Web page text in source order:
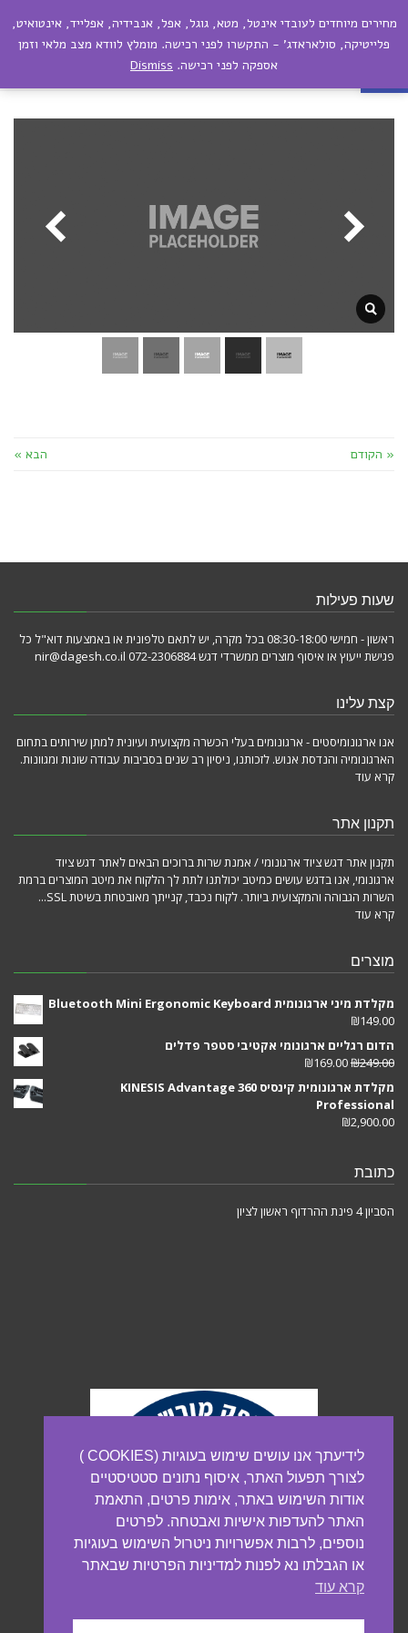
פתח סרגל נגישות
תפריט
נמל התעופה בפולין
« הקודם הבא »
שעות פעילות
ראשון - חמישי 08:30-18:00 בכל מקרה, יש לתאם טלפונית או באמצעות דוא"ל כל
פגישת ייעוץ או איסוף מוצרים ממשרדי דגש 072-2306884 nir@dagesh.co.il
קצת עלינו
אנו ארגונומיסטים - ארגונומים בעלי הכשרה מקצועית ועיונית למתן שירותים בתחום
הארגונומיה והנדסת אנוש. לזכותנו, ניסיון רב שנים בסביבות עבודה שונות ומגוונות.
קרא עוד
תקנון אתר
תקנון אתר דגש ציוד ארגונומי / אמנת שרות ברוכים הבאים לאתר דגש ציוד
ארגונומי, אנו בדגש עושים כמיטב יכולתנו לתת לך הלקוח את מיטב המוצרים ברמת
השרות הגבוהה והמקצועית ביותר. לקוח נכבד, קנייתך מאובטחת בשיטת SSL...
קרא עוד
מוצרים
מקלדת מיני ארגונומית Bluetooth Mini Ergonomic Keyboard
₪149.00
הדום רגליים ארגונומי אקטיבי סטפר פדלים
₪249.00
₪169.00
מקלדת ארגונומית קינסיס KINESIS Advantage 360
Professional
₪2,900.00
כתובת
הסביון 4 פינת ההרדוף ראשון לציון
מחירים מיוחדים לעובדי אינטל, מטא, גוגל, אפל, אנבידיה, אפלייד, אינטואיט,
פלייטיקה, סולאראדג' - התקשרו לפני רכישה. מומלץ לוודא מצב מלאי וזמן
אספקה לפני רכישה. Dismiss
לידיעתך אנו עושים שימוש בעוגיות (COOKIES )
לצורך תפעול האתר, איסוף נתונים סטטיסטיים
אודות השימוש באתר, אימות פרטים, התאמת
האתר להעדפות אישיות ואבטחה. לפרטים
נוספים, לרבות אפשרויות ניטרול השימוש בעוגיות
או הגבלתו נא לפנות למדיניות הפרטיות שבאתר
קרא עוד